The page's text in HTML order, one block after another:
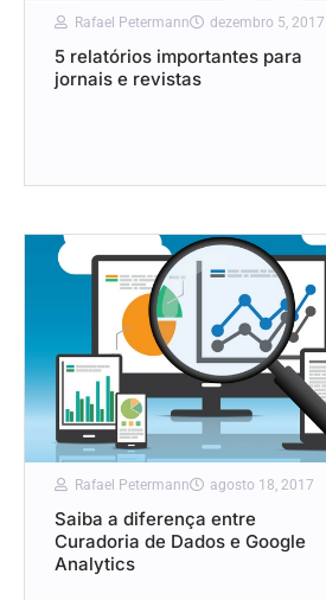
Rafael Petermann dezembro 5, 2017
5 relatórios importantes para
jornais e revistas
Rafael Petermann agosto 18, 2017
Saiba a diferença entre
Curadoria de Dados e Google
Analytics